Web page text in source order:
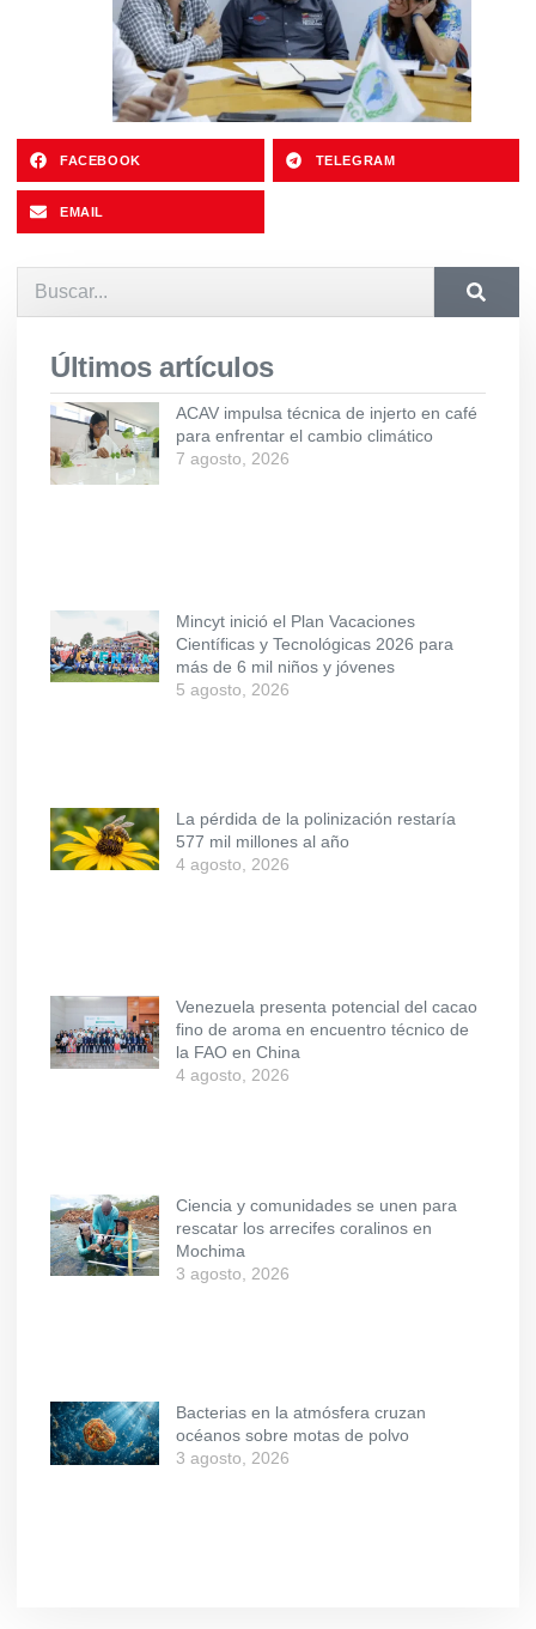
FACEBOOK TELEGRAM
EMAIL
Últimos artículos
ACAV impulsa técnica de injerto en café
para enfrentar el cambio climático
7 agosto, 2026
Mincyt inició el Plan Vacaciones
Científicas y Tecnológicas 2026 para
más de 6 mil niños y jóvenes
5 agosto, 2026
La pérdida de la polinización restaría
577 mil millones al año
4 agosto, 2026
Venezuela presenta potencial del cacao
fino de aroma en encuentro técnico de
la FAO en China
4 agosto, 2026
Ciencia y comunidades se unen para
rescatar los arrecifes coralinos en
Mochima
3 agosto, 2026
Bacterias en la atmósfera cruzan
océanos sobre motas de polvo
3 agosto, 2026